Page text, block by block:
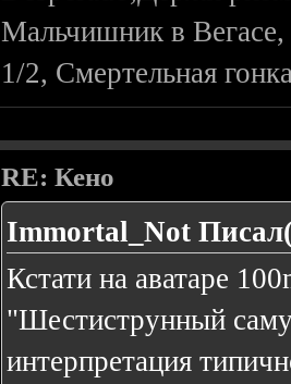
Мальчишник в
1/2, Смертельная
RE: Кено
Immortal_Not
Кстати на аватаре
"Шестиструнный
интерпретация